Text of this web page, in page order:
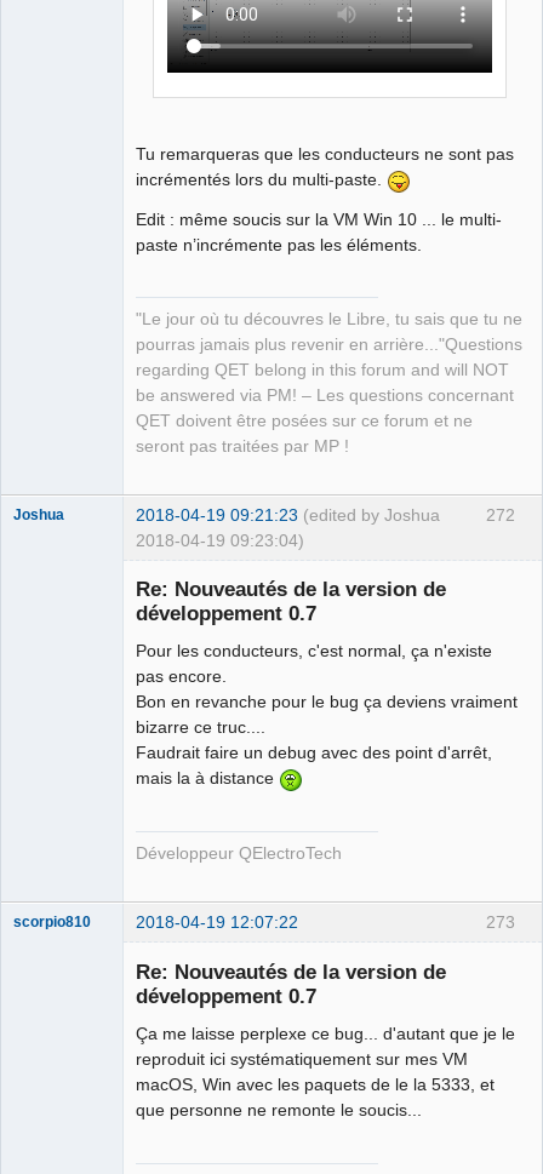
Tu remarqueras que les conducteurs ne sont pas
incrémentés lors du multi-paste.
Edit : même soucis sur la VM Win 10 ... le multi-
paste n’incrémente pas les éléments.
"Le jour où tu découvres le Libre, tu sais que tu ne
pourras jamais plus revenir en arrière..."Questions
regarding QET belong in this forum and will NOT
be answered via PM! – Les questions concernant
QET doivent être posées sur ce forum et ne
seront pas traitées par MP !
272
Joshua 2018-04-19 09:21:23 (edited by Joshua
2018-04-19 09:23:04)
Re: Nouveautés de la version de
développement 0.7
Pour les conducteurs, c'est normal, ça n'existe
pas encore.
Bon en revanche pour le bug ça deviens vraiment
bizarre ce truc....
Faudrait faire un debug avec des point d'arrêt,
mais la à distance
Développeur QElectroTech
273
scorpio810 2018-04-19 12:07:22
Re: Nouveautés de la version de
développement 0.7
Ça me laisse perplexe ce bug... d'autant que je le
reproduit ici systématiquement sur mes VM
macOS, Win avec les paquets de le la 5333, et
que personne ne remonte le soucis...